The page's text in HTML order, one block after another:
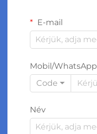
E-mail
Mobil/WhatsApp
Code
Név